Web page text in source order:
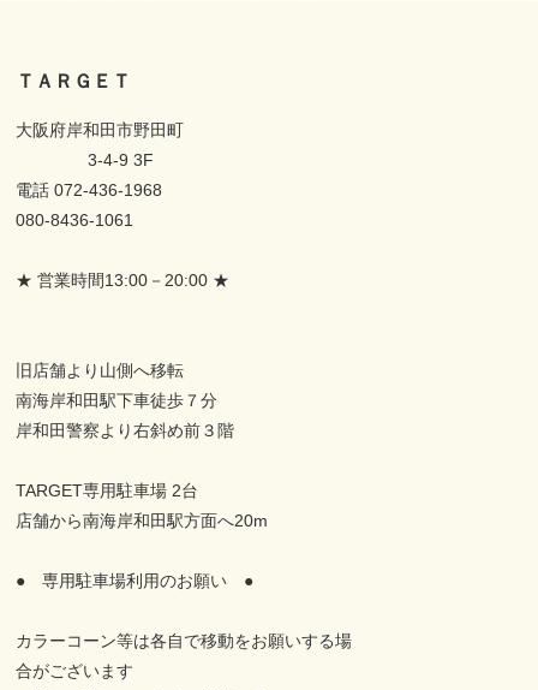
ＴＡＲＧＥＴ
大阪府岸和田市野田町
3-4-9 3F
電話 072-436-1968
080-8436-1061
★ 営業時間13:00－20:00 ★
旧店舗より山側へ移転
南海岸和田駅下車徒歩７分
岸和田警察より右斜め前３階
TARGET専用駐車場 2台
店舗から南海岸和田駅方面へ20m
● 専用駐車場利用のお願い ●
カラーコーン等は各自で移動をお願いする場
合がございます